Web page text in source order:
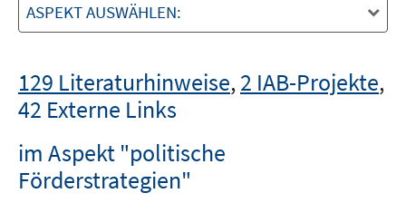
ASPEKT AUSWÄHLEN:
129 Literaturhinweise,2 IAB-Projekte,
42 Externe Links
im Aspekt "politische
Förderstrategien"